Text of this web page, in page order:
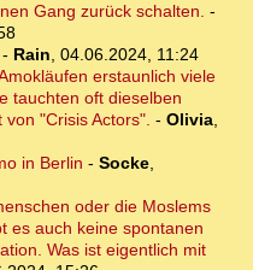
Gang zurück schalten. -
Rain, 04.06.2024, 11:24
erstaunlich viele
tauchten oft dieselben
"Crisis Actors". - Olivia,
in Berlin - Socke,
oder die Moslems
es auch keine spontanen
Was ist eigentlich mit